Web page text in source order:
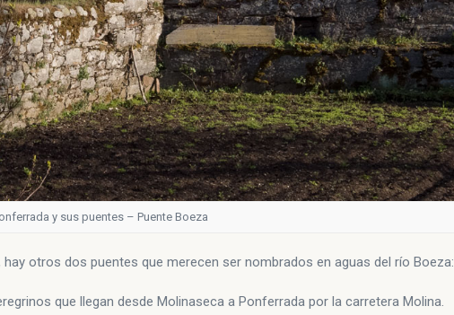
y sus puentes – Puente Boeza
otros dos puentes que merecen ser nombrados en aguas del río Boeza:
que llegan desde Molinaseca a Ponferrada por la carretera Molina.